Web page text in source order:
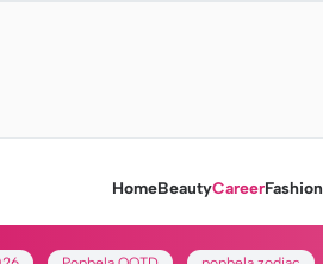
HomeBeautyCareerFashion